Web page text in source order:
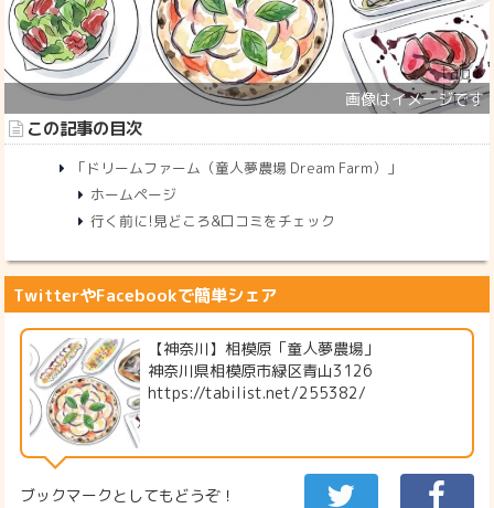
この記事の目次
「ドリームファーム（童人夢農場 Dream Farm）」
ホームページ
行く前に!見どころ&口コミをチェック
TwitterやFacebookで簡単シェア
【神奈川】相模原「童人夢農場」
神奈川県相模原市緑区青山3126
https://tabilist.net/255382/
ブックマークとしてもどうぞ！